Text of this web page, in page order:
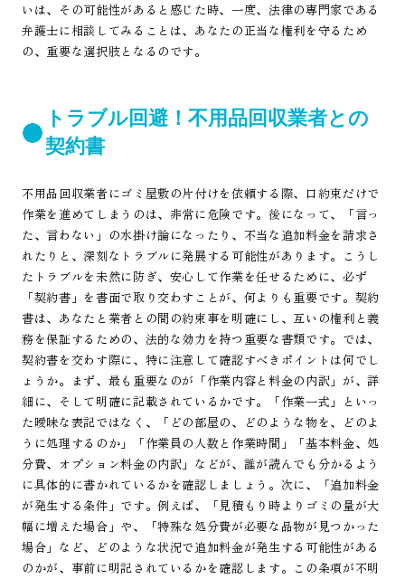
いは、その可能性があると感じた時、一度、法律の専門家である
弁護士に相談してみることは、あなたの正当な権利を守るため
の、重要な選択肢となるのです。
トラブル回避！不用品回収業者との
契約書
不用品回収業者にゴミ屋敷の片付けを依頼する際、口約束だけで
作業を進めてしまうのは、非常に危険です。後になって、「言っ
た、言わない」の水掛け論になったり、不当な追加料金を請求さ
れたりと、深刻なトラブルに発展する可能性があります。こうし
たトラブルを未然に防ぎ、安心して作業を任せるために、必ず
「契約書」を書面で取り交わすことが、何よりも重要です。契約
書は、あなたと業者との間の約束事を明確にし、互いの権利と義
務を保証するための、法的な効力を持つ重要な書類です。では、
契約書を交わす際に、特に注意して確認すべきポイントは何でし
ょうか。まず、最も重要なのが「作業内容と料金の内訳」が、詳
細に、そして明確に記載されているかです。「作業一式」といっ
た曖昧な表記ではなく、「どの部屋の、どのような物を、どのよ
うに処理するのか」「作業員の人数と作業時間」「基本料金、処
分費、オプション料金の内訳」などが、誰が読んでも分かるよう
に具体的に書かれているかを確認しましょう。次に、「追加料金
が発生する条件」です。例えば、「見積もり時よりゴミの量が大
幅に増えた場合」や、「特殊な処分費が必要な品物が見つかった
場合」など、どのような状況で追加料金が発生する可能性がある
のかが、事前に明記されているかを確認します。この条項が不明